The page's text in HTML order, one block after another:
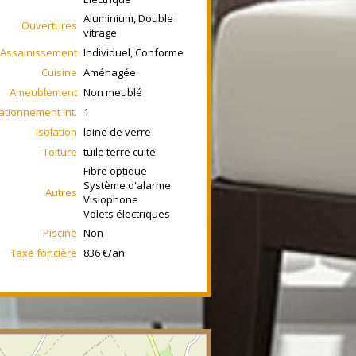
Ouvertures Aluminium, Double
vitrage
Assainissement Individuel, Conforme
Cuisine Aménagée
Ameublement Non meublé
int. 1
Isolation laine de verre
Toiture tuile terre cuite
Autres
Fibre optique
Système d'alarme
Visiophone
Volets électriques
Piscine Non
Taxe foncière 836 €/an